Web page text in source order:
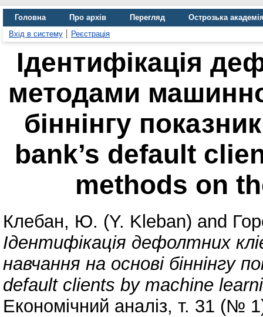
Головна Про архів Перегляд
Острозька
Вхід в систему
Реєстрація
Ідентифікація
методами
біннінгу
bank’s default
methods on
Клебан, Ю. (Y. Kleban) and
Ідентифікація дефолтних
навчання на основі біннінгу
default clients by machine
Економічний аналіз, т. 31 (№